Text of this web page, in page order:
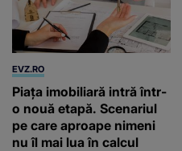
EVZ.RO
Piața imobiliară intră într-
o nouă etapă. Scenariul
pe care aproape nimeni
nu îl mai lua în calcul